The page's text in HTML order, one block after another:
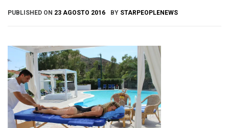
PUBLISHED ON 23 AGOSTO 2016 BY STARPEOPLENEWS